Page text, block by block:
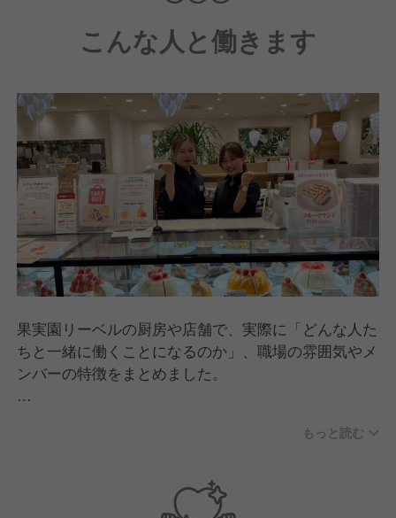
こんな人と働きます
果実園リーベルの厨房や店舗で、実際に「どんな人た
ちと一緒に働くことになるのか」、職場の雰囲気やメ
ンバーの特徴をまとめました。
1. フルーツへの愛が人一倍強い「職人」と「仲間」
が好き」「美味しいものをケチケチせず、お腹いっぱ
い食べてほしい」というブランドの想いに共感してい
もっと読む